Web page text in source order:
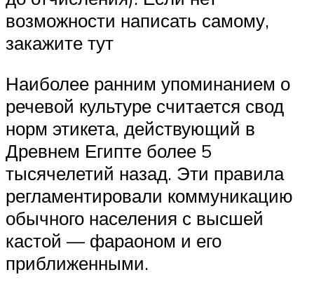
возможности написать самому,
закажите тут
Наиболее ранним упоминанием о
речевой культуре считается свод
норм этикета, действующий в
Древнем Египте более 5
тысячелетий назад. Эти правила
регламентировали коммуникацию
обычного населения с высшей
кастой — фараоном и его
приближенными.